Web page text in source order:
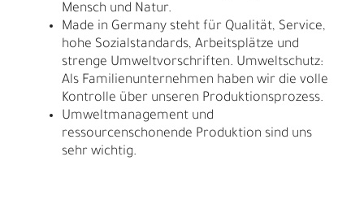
Mensch und Natur.
Made in Germany steht für Qualität, Service,
hohe Sozialstandards, Arbeitsplätze und
strenge Umweltvorschriften. Umweltschutz:
Als Familienunternehmen haben wir die volle
Kontrolle über unseren Produktionsprozess.
Umweltmanagement und
ressourcenschonende Produktion sind uns
sehr wichtig.